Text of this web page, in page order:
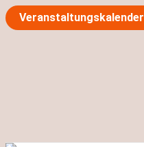
Zum
Inhalt
Veranstaltungskalender